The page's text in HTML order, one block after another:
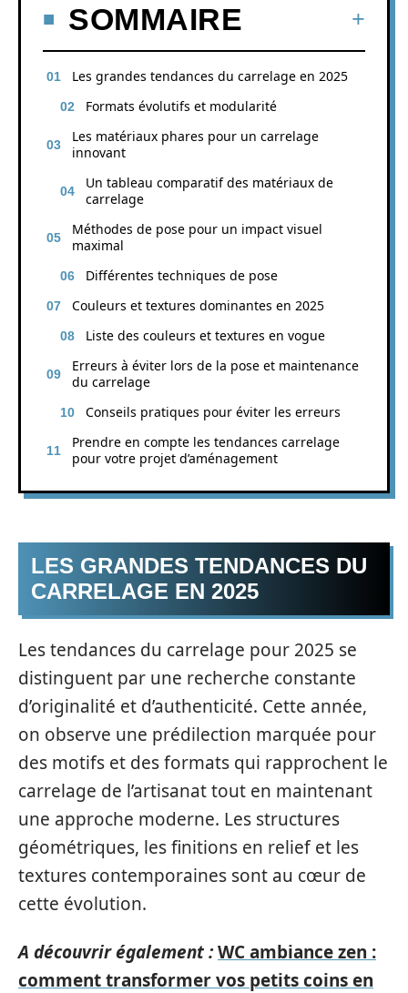
SOMMAIRE
Les grandes tendances du carrelage en 2025
Formats évolutifs et modularité
Les matériaux phares pour un carrelage
innovant
Un tableau comparatif des matériaux de
carrelage
Méthodes de pose pour un impact visuel
maximal
Différentes techniques de pose
Couleurs et textures dominantes en 2025
Liste des couleurs et textures en vogue
Erreurs à éviter lors de la pose et maintenance
du carrelage
Conseils pratiques pour éviter les erreurs
Prendre en compte les tendances carrelage
pour votre projet d’aménagement
LES GRANDES TENDANCES DU
CARRELAGE EN 2025
Les tendances du carrelage pour 2025 se
distinguent par une recherche constante
d’originalité et d’authenticité. Cette année,
on observe une prédilection marquée pour
des motifs et des formats qui rapprochent le
carrelage de l’artisanat tout en maintenant
une approche moderne. Les structures
géométriques, les finitions en relief et les
textures contemporaines sont au cœur de
cette évolution.
A découvrir également :WC ambiance zen :
comment transformer vos petits coins en